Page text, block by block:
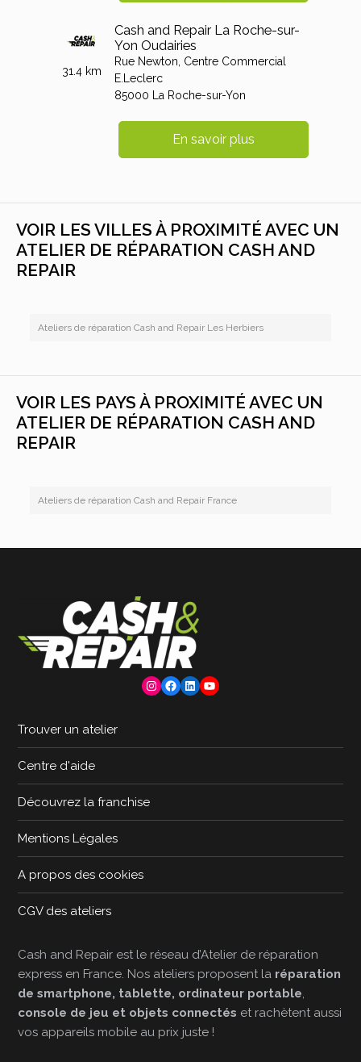
31.4 km
Cash and Repair La Roche-sur-
Yon Oudairies
Rue Newton, Centre Commercial
E.Leclerc
85000 La Roche-sur-Yon
En savoir plus
VOIR LES VILLES À PROXIMITÉ AVEC UN
ATELIER DE RÉPARATION CASH AND
REPAIR
Ateliers de réparation Cash and Repair Les Herbiers
VOIR LES PAYS À PROXIMITÉ AVEC UN
ATELIER DE RÉPARATION CASH AND
REPAIR
Ateliers de réparation Cash and Repair France
Instagram
Facebook
LinkedInYouTube
Trouver un atelier
Centre d'aide
Découvrez la franchise
Mentions Légales
A propos des cookies
CGV des ateliers
Cash and Repair est le réseau d’Atelier de réparation
express en France. Nos ateliers proposent la réparation
de smartphone, tablette, ordinateur portable
console de jeu et objets connectés et rachètent aussi
vos appareils mobile au prix juste !